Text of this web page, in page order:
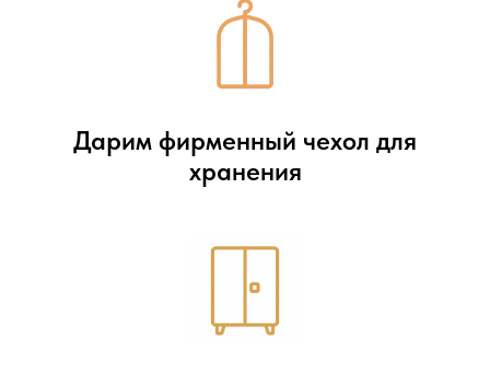
Дарим фирменный чехол для
хранения